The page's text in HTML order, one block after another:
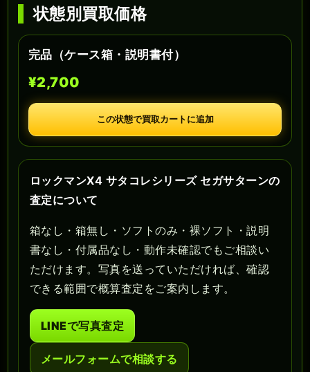
状態別買取価格
完品（ケース箱・説明書付）
¥2,700
この状態で買取カートに追加
ロックマンX4 サタコレシリーズ セガサターンの
査定について
箱なし・箱無し・ソフトのみ・裸ソフト・説明
書なし・付属品なし・動作未確認でもご相談い
ただけます。写真を送っていただければ、確認
できる範囲で概算査定をご案内します。
LINEで写真査定
メールフォームで相談する